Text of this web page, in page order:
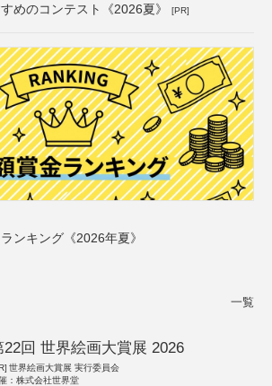
めのコンテスト《2026夏》 [PR]
ンキング《2026年夏》
一覧
22回 世界絵画大賞展 2026
世界絵画大賞展 実行委員会
：株式会社世界堂